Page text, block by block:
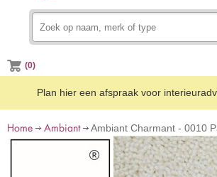
(0)
Plan hier een afspraak voor
Home Ambiant Ambiant Charmant - 0010